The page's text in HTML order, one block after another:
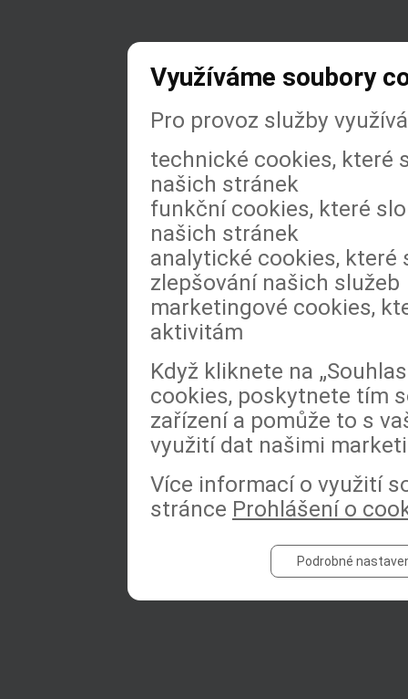
Využíváme soubory
Pro provoz služby
technické cookies, které
našich stránek
funkční cookies, které
našich stránek
analytické cookies, které
zlepšování našich služeb
marketingové cookies,
aktivitám
Když kliknete na
cookies, poskytnete tím
zařízení a pomůže to s
využití dat našimi
Více informací o využití
stránce Prohlášení o
Podrobné